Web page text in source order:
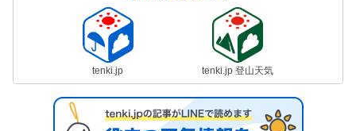
tenki.jp tenki.jp 登山天気